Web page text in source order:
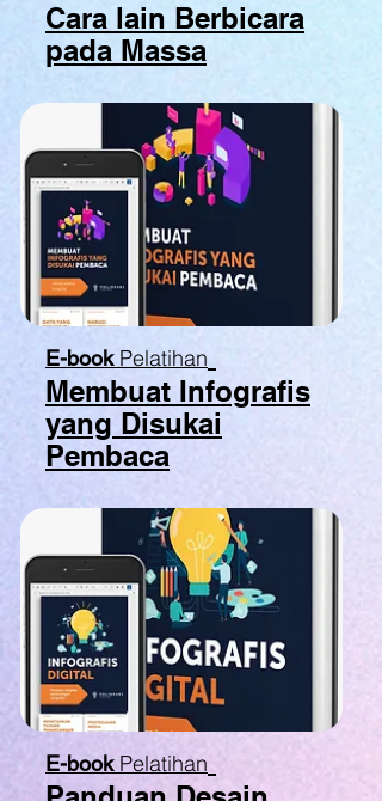
Cara lain Berbicara
pada Massa
E-book Pelatihan
Membuat Infografis
yang Disukai
Pembaca
E-book Pelatihan